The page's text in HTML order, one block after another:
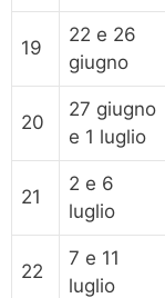
19
22 e 26
giugno
20
27 giugno
e 1 luglio
21
2 e 6
luglio
22
7 e 11
luglio